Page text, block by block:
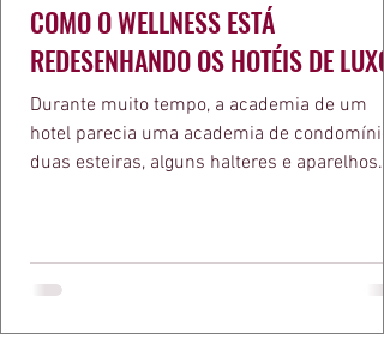
COMO O WELLNESS ESTÁ
REDESENHANDO OS HOTÉIS DE LUXO
Durante muito tempo, a academia de um
hotel parecia uma academia de condomínio:
duas esteiras, alguns halteres e aparelhos
que essa lógica ficou para trás. Não por